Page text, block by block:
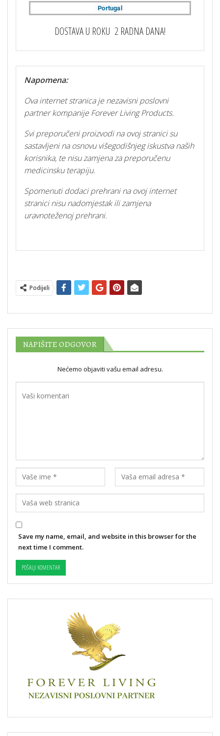
Portugal
DOSTAVA U ROKU 2 RADNA DANA!
Napomena:
Ova internet stranica je nezavisni poslovni
partner kompanije Forever Living Products.
Svi preporučeni proizvodi na ovoj stranici su
sastavljeni na osnovu višegodišnjeg iskustva naših
korisnika, te nisu zamjena za preporučenu
medicinsku terapiju.
Spomenuti dodaci prehrani na ovoj internet
stranici nisu nadomjestak ili zamjena
uravnoteženoj prehrani.
Podijeli
NAPIŠITE ODGOVOR
Nećemo objaviti vašu email adresu.
Save my name, email, and website in this browser for the
next time I comment.